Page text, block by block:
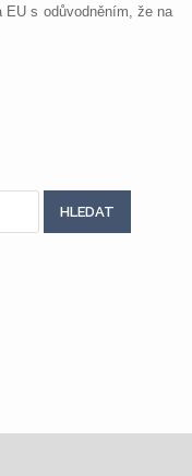
EU s odůvodněním, že na